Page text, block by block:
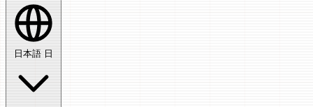
日本語 日